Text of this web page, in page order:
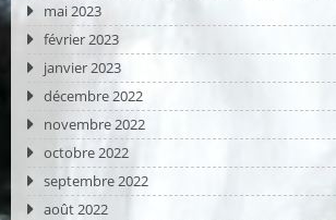
mai 2023
février 2023
janvier 2023
décembre 2022
novembre 2022
octobre 2022
septembre 2022
août 2022